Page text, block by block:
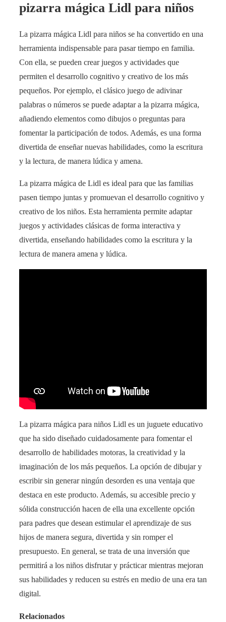
pizarra mágica Lidl para niños
La pizarra mágica Lidl para niños se ha convertido en una
herramienta indispensable para pasar tiempo en familia.
Con ella, se pueden crear juegos y actividades que
permiten el desarrollo cognitivo y creativo de los más
pequeños. Por ejemplo, el clásico juego de adivinar
palabras o números se puede adaptar a la pizarra mágica,
añadiendo elementos como dibujos o preguntas para
fomentar la participación de todos. Además, es una forma
divertida de enseñar nuevas habilidades, como la escritura
y la lectura, de manera lúdica y amena.
La pizarra mágica de Lidl es ideal para que las familias
pasen tiempo juntas y promuevan el desarrollo cognitivo y
creativo de los niños. Esta herramienta permite adaptar
juegos y actividades clásicas de forma interactiva y
divertida, enseñando habilidades como la escritura y la
lectura de manera amena y lúdica.
La pizarra mágica para niños Lidl es un juguete educativo
que ha sido diseñado cuidadosamente para fomentar el
desarrollo de habilidades motoras, la creatividad y la
imaginación de los más pequeños. La opción de dibujar y
escribir sin generar ningún desorden es una ventaja que
destaca en este producto. Además, su accesible precio y
sólida construcción hacen de ella una excellente opción
para padres que desean estimular el aprendizaje de sus
hijos de manera segura, divertida y sin romper el
presupuesto. En general, se trata de una inversión que
permitirá a los niños disfrutar y prácticar mientras mejoran
sus habilidades y reducen su estrés en medio de una era tan
digital.
Relacionados